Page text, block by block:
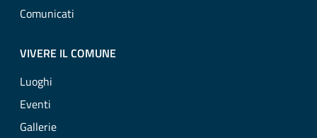
Comunicati
VIVERE IL COMUNE
Luoghi
Eventi
Gallerie